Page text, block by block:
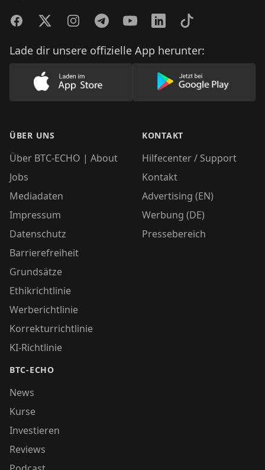
FacebookTwitterInstagramTelegramYouTubeLinkedInTikTok
Lade dir unsere offizielle App herunter:
Lade unsere App im AppStore herunter
Lade unsere
ÜBER UNS
Über BTC-ECHO | About
Jobs
Mediadaten
Impressum
Datenschutz
Barrierefreiheit
Grundsätze
Ethikrichtlinie
Werberichtlinie
Korrekturrichtlinie
KI-Richtlinie
BTC-ECHO
News
Kurse
Investieren
Reviews
KONTAKT
Hilfecenter / Support
Kontakt
Advertising (EN)
Werbung (DE)
Pressebereich